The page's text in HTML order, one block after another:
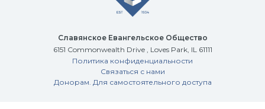
Славянское Евангельское Общество
6151 Commonwealth Drive , Loves Park, IL 61111
Политика конфиденциальности
Связаться с нами
Донорам. Для самостоятельного доступа